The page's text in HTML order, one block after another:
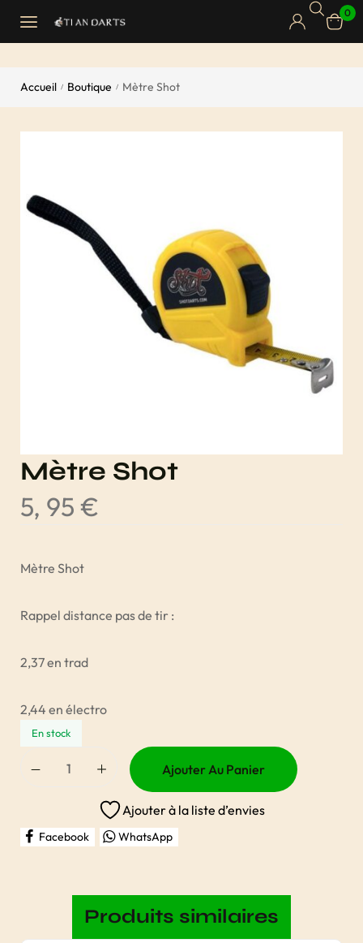
0
Accueil / Boutique / Mètre Shot
Mètre Shot
5, 95 €
Mètre Shot
Rappel distance pas de tir :
2,37 en trad
2,44 en électro
En stock
Ajouter Au Panier
Ajouter à la liste d’envies
Facebook WhatsApp
Produits similaires